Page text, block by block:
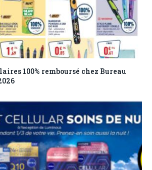
100% remboursé chez Bureau